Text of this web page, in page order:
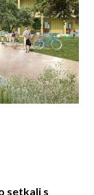
setkali s